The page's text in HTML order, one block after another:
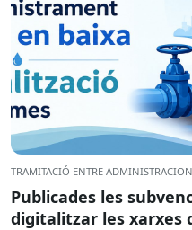
TRAMITACIÓ ENTRE
Publicades les
digitalitzar les xarxes